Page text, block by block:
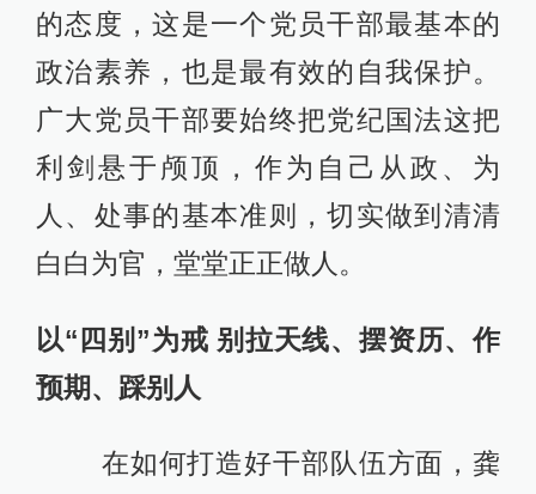
的态度，这是一个党员干部最基本的
政治素养，也是最有效的自我保护。
广大党员干部要始终把党纪国法这把
利剑悬于颅顶，作为自己从政、为
人、处事的基本准则，切实做到清清
白白为官，堂堂正正做人。
以“四别”为戒 别拉天线、摆资历、作
预期、踩别人
在如何打造好干部队伍方面，龚